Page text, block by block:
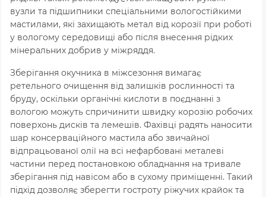
вузли та підшипники спеціальними вологостійкими
мастилами, які захищають метал від корозії при роботі
у вологому середовищі або після внесення рідких
мінеральних добрив у міжряддя.
Зберігання окучника в міжсезоння вимагає
ретельного очищення від залишків рослинності та
бруду, оскільки органічні кислоти в поєднанні з
вологою можуть спричинити швидку корозію робочих
поверхонь дисків та лемешів. Фахівці радять наносити
шар консерваційного мастила або звичайної
відпрацьованої олії на всі нефарбовані металеві
частини перед постановкою обладнання на тривале
зберігання під навісом або в сухому приміщенні. Такий
підхід дозволяє зберегти гостроту ріжучих крайок та